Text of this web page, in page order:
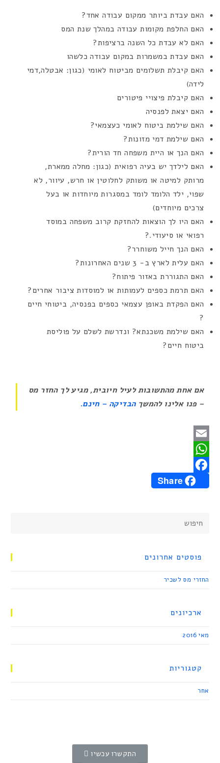
האם עבדת ביותר ממקום עבודה אחד?
האם החלפת מקומות עבודה במהלך שנת המס
האם לא עבדת כל השנה ברציפות?
האם עבדת במשמרות במקום עבודה כלשהו
האם קיבלת תשלומים מביטוח לאומי (כגון: אבטלה,דמי
לידה)
האם קיבלת פיצויי פיטורים
האם יצאת לפנסיה
האם שילמת ביטוח לאומי כעצמאי?
האם שילמת דמי מזונות?
האם הנך או היית משפחה חד הורית?
האם לילדך יש בעיה רפואית (כגון: מחלה ממארת,
מרותק למיטה או משותק לחלוטין או חרש, עיוור, לא
שפוי, ילד הלומד לומד במסגרות מיוחדות או בעל
צרכים מיוחדים)
האם היו לך הוצאות להחזקת קרוב משפחה במוסד
רפואי או סיעודי.?
האם הנך חייל משוחרר?
האם עלית לארץ ב- 3 שנים האחרונות?
האם התגוררת באזור פיתוח?
האם תרמת כספים לעמותות או למוסדות ציבור אחרים?
האם הפקדת באופן עצמאי כספים בפנסיה, ביטוחי חיים
?
האם שילמת משכנתא? ונדרשת לשלם על פוליסת
ביטוח חיים?
אם אחת מהתשובות לעיל חיובית,מגיע לך החזר מס
– פנו אלינו להמשךהבדיקה – חינם.
E
m
W
Share
פוסטים אחרונים
החזרי מס לשכיר
ארכיונים
מאי 2016
קטגוריות
אחר
התקשרו עכשיו